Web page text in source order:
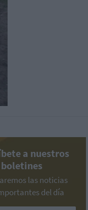
a nuestros
boletines
las noticias
del día